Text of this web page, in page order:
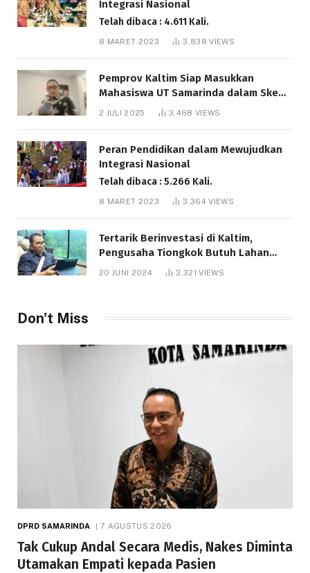
Integrasi Nasional
Telah dibaca : 4.611 Kali.
8 MARET 2023 3,838VIEWS
Pemprov Kaltim Siap Masukkan
Mahasiswa UT Samarinda dalam Skema
Bantuan Pendidikan Gratispol
2 JULI 2025 3,468 VIEWS
Peran Pendidikan dalam Mewujudkan
Integrasi Nasional
Telah dibaca : 5.266 Kali.
8 MARET 2023 3,364VIEWS
Tertarik Berinvestasi di Kaltim,
Pengusaha Tiongkok Butuh Lahan
1.000 Hektare
20 JUNI 2024 3,321VIEWS
Don't Miss
DPRD SAMARINDA 7 AGUSTUS 2026
Tak Cukup Andal Secara Medis, Nakes Diminta
Utamakan Empati kepada Pasien